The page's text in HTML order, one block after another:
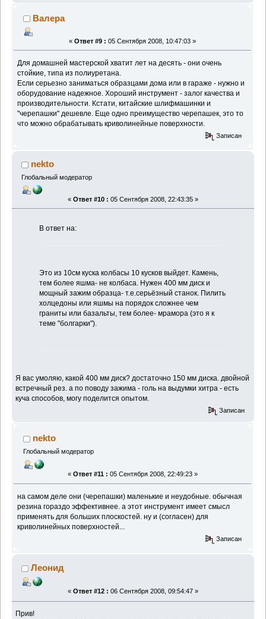
Валера
« Ответ #9 : 05 Сентября 2008, 10:47:03 »
Для домашней мастерской хватит лет на десять - они очень
стойкие, типа из полиуретана.
Если серьезно заниматься образцами дома или в гараже - нужно и
оборудование надежное. Хороший инструмент - залог качества и
производительности. Кстати, китайские шлифмашинки и
"черепашки" дешевле. Еще одно преимущество черепашек, это то
что можно обрабатывать криволинейные поверхности.
Записан
nekto
Глобальный модератор
« Ответ #10 : 05 Сентября 2008, 22:43:35 »
В ответ на:
Это из 10см куска колбасы 10 кусков выйдет. Камень,
тем более яшма- не колбаса. Нужен 400 мм диск и
мощный зажим образца- т.е.серьёзный станок. Пилить
холцедоны или яшмы на порядок сложнее чем
граниты или базальты, тем более- мрамора (это я к
теме "болгарки").
Я вас умоляю, какой 400 мм диск? достаточно 150 мм диска. двойной
встречный рез. а по поводу зажима - голь на выдумки хитра - есть
куча способов, могу поделится опытом.
Записан
nekto
Глобальный модератор
« Ответ #11 : 05 Сентября 2008, 22:49:23 »
на самом деле они (черепашки) маленькие и неудобные. обычная
резина гораздо эффективнее. а этот инструмент имеет смысл
применять для больших плоскостей. ну и (согласен) для
криволинейных поверхностей...
Записан
Леонид
« Ответ #12 : 06 Сентября 2008, 09:54:47 »
Прив!